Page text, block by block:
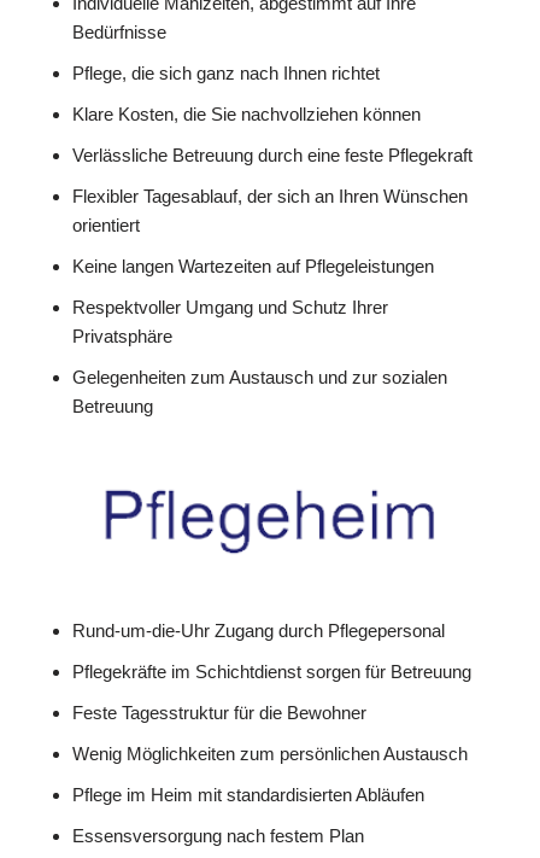
Bedürfnisse
Pflege, die sich ganz nach Ihnen richtet
Klare Kosten, die Sie nachvollziehen können
Verlässliche Betreuung durch eine feste Pflegekraft
Flexibler Tagesablauf, der sich an Ihren Wünschen
orientiert
Keine langen Wartezeiten auf Pflegeleistungen
Respektvoller Umgang und Schutz Ihrer
Privatsphäre
Gelegenheiten zum Austausch und zur sozialen
Betreuung
Rund-um-die-Uhr Zugang durch Pflegepersonal
Pflegekräfte im Schichtdienst sorgen für Betreuung
Feste Tagesstruktur für die Bewohner
Wenig Möglichkeiten zum persönlichen Austausch
Pflege im Heim mit standardisierten Abläufen
Essensversorgung nach festem Plan